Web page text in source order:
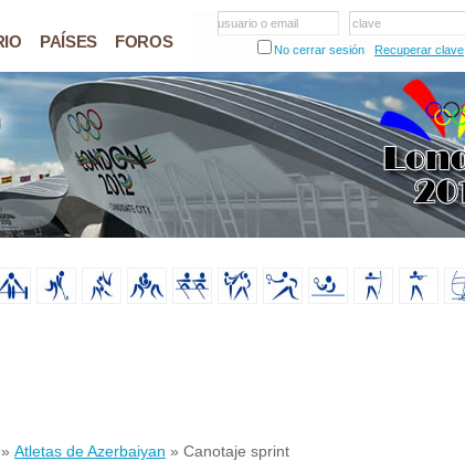
PAÍSES FOROS
usuario o email
clave
No cerrar sesión
Recuperar clave
» Atletas de Azerbaiyan » Canotaje sprint